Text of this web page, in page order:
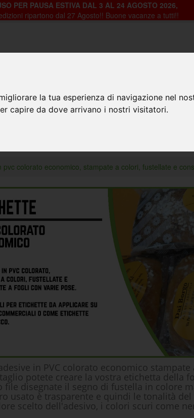
la tua esperienza di navigazione nel
capire da dove arrivano i nostri visitatori.
PER PAUSA ESTIVA DAL 3 AL 24 AGOSTO 2026,
ripartono dal 27 Agosto!! Buone vacanze a tutti!!
HOME PRODOTTI CHI SIAMO
fustellate
pvc colorato economico, stampate a colori, fustellate e
in PVC colorato economico
potete creare la vostra etichetta della
file disegnate il segno di fustella in colore
usato è trasparente e quindi le tonalità
scelto dell'adesivo, i colori scuri come